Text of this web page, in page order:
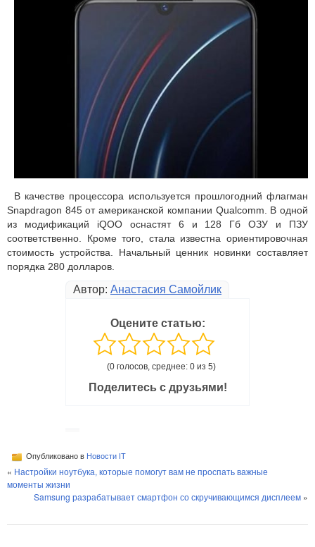
В качестве процессора используется прошлогодний флагман
Snapdragon 845 от американской компании Qualcomm. В одной
из модификаций iQOO оснастят 6 и 128 Гб ОЗУ и ПЗУ
соответственно. Кроме того, стала известна ориентировочная
стоимость устройства. Начальный ценник новинки составляет
порядка 280 долларов.
Автор: Анастасия Самойлик
Оцените статью:
(0 голосов, среднее: 0 из 5)
Поделитесь с друзьями!
Опубликовано в Новости IT
« Настройки ноутбука, которые помогут вам не проспать важные
моменты жизни
Samsung разрабатывает смартфон со скручивающимся дисплеем »